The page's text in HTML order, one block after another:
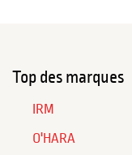
Top des marques
IRM
O'HARA